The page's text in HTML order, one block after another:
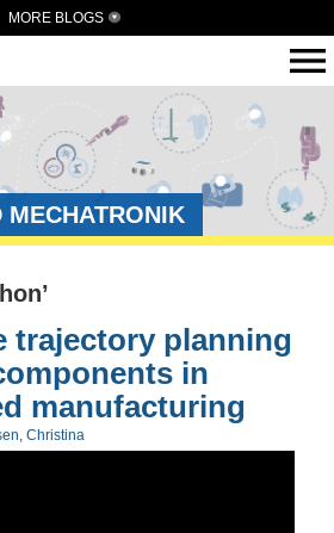
MORE BLOGS
MECHATRONIK
trajectory planning
in
manufacturing
Christina